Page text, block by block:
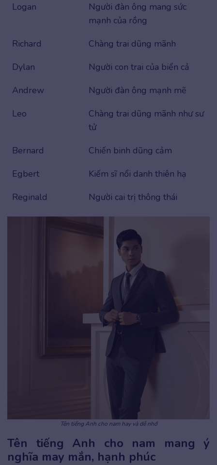
Logan
Người đàn ông mang sức
mạnh của rồng
Richard
Chàng trai dũng mãnh
Dylan
Người con trai của biển cả
Andrew
Người đàn ông mạnh mẽ
Leo
Chàng trai dũng mãnh như sư
tử
Bernard
Chiến binh dũng cảm
Egbert
Kiếm sĩ nổi danh thiên hạ
Reginald
Người cai trị thông thái
Tên tiếng Anh cho nam hay và dễ nhớ
Tên tiếng Anh cho nam mang ý
nghĩa may mắn, hạnh phúc